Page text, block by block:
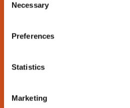
Selection
Necessary
Preferences
Statistics
Marketing